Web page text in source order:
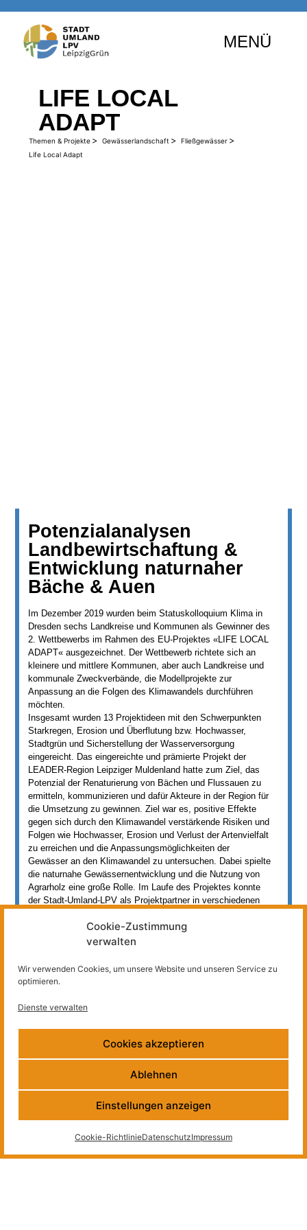
Cookie-Zustimmung
verwalten
Wir verwenden Cookies, um unsere Website und unseren Service zu
optimieren.
Dienste verwalten
Cookies akzeptieren
Ablehnen
Einstellungen anzeigen
Cookie-RichtlinieDatenschutzImpressum
MENÜ
LIFE LOCAL
ADAPT
Themen & Projekte > Gewässerlandschaft > Fließgewässer >
Life Local Adapt
Potenzialanalysen
Landbewirtschaftung &
Entwicklung naturnaher
Bäche & Auen
Im Dezember 2019 wurden beim Statuskolloquium Klima in
Dresden sechs Landkreise und Kommunen als Gewinner des
2. Wettbewerbs im Rahmen des EU-Projektes «LIFE LOCAL
ADAPT« ausgezeichnet. Der Wettbewerb richtete sich an
kleinere und mittlere Kommunen, aber auch Landkreise und
kommunale Zweckverbände, die Modellprojekte zur
Anpassung an die Folgen des Klimawandels durchführen
möchten.
Insgesamt wurden 13 Projektideen mit den Schwerpunkten
Starkregen, Erosion und Überflutung bzw. Hochwasser,
Stadtgrün und Sicherstellung der Wasserversorgung
eingereicht. Das eingereichte und prämierte Projekt der
LEADER-Region Leipziger Muldenland hatte zum Ziel, das
Potenzial der Renaturierung von Bächen und Flussauen zu
ermitteln, kommunizieren und dafür Akteure in der Region für
die Umsetzung zu gewinnen. Ziel war es, positive Effekte
gegen sich durch den Klimawandel verstärkende Risiken und
Folgen wie Hochwasser, Erosion und Verlust der Artenvielfalt
zu erreichen und die Anpassungsmöglichkeiten der
Gewässer an den Klimawandel zu untersuchen. Dabei spielte
die naturnahe Gewässernentwicklung und die Nutzung von
Agrarholz eine große Rolle. Im Laufe des Projektes konnte
der Stadt-Umland-LPV als Projektpartner in verschiedenen
Betreuung zweier Bachelorarbeiten, verschiedener
Exkursionen und der Organisation und Durchführung des